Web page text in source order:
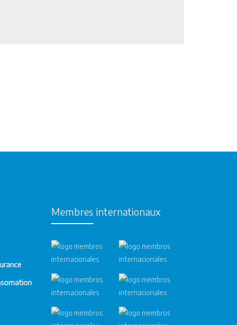
Los abogados
dos sistemas legales, lo que
para aquellos
asesoramiento o
clientes a navegar por las
Membres internationaux